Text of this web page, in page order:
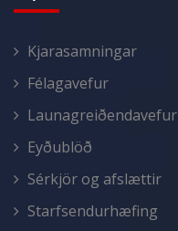
Kjarasamningar
Félagavefur
Launagreiðendavefur
Eyðublöð
Sérkjör og afslættir
Starfsendurhæfing